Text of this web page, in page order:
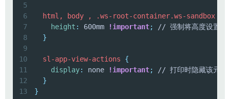
5
6
html, body , .ws-root-container.ws-sandbox
7
height : 600mm !important;
8
}
9
10
sl-app-view-actions
{
11
display: none !important;
12
}
13
}